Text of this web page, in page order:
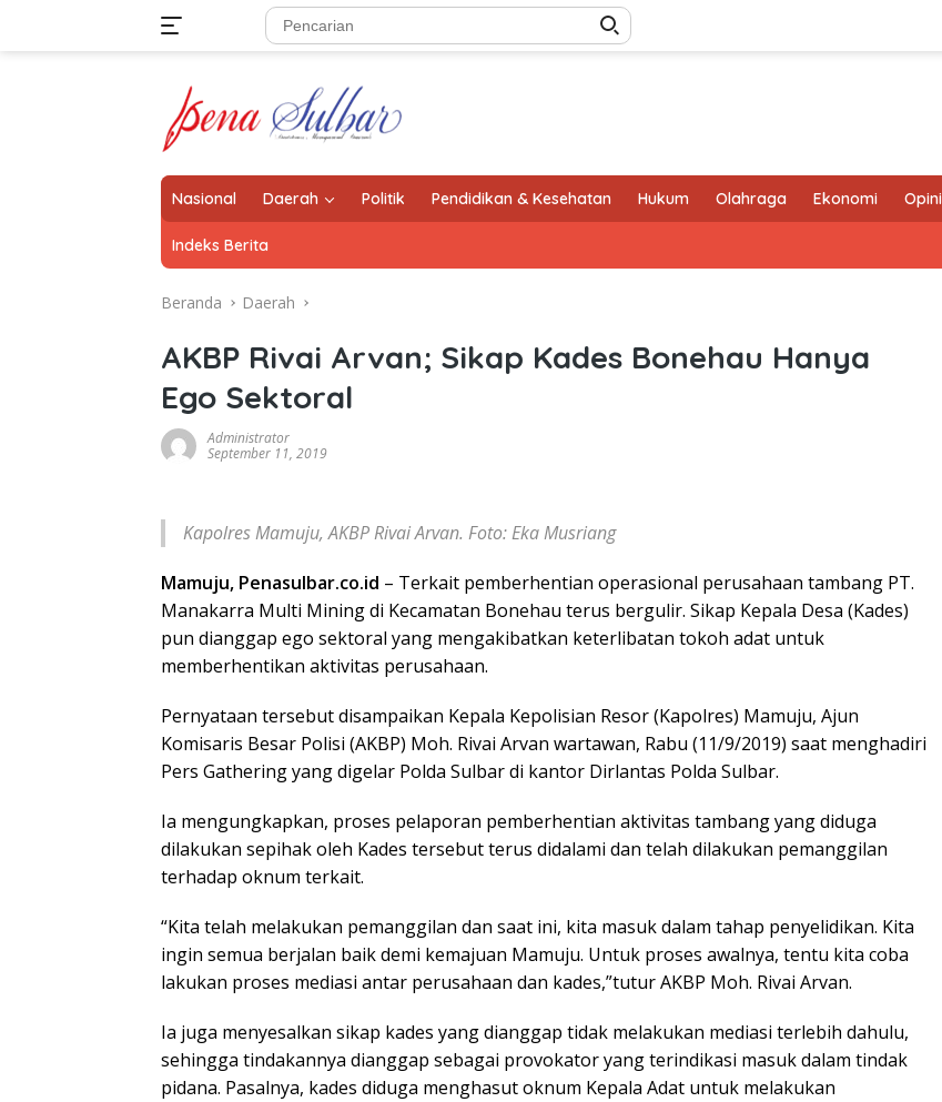
Nasional Daerah Politik Pendidikan & Kesehatan Hukum Olahraga Ekonomi Opini
Indeks Berita
Beranda Daerah
AKBP Rivai Arvan; Sikap Kades Bonehau Hanya
Ego Sektoral
Administrator
September 11, 2019
Kapolres Mamuju, AKBP Rivai Arvan. Foto: Eka Musriang
Mamuju, Penasulbar.co.id – Terkait pemberhentian operasional perusahaan tambang PT.
Manakarra Multi Mining di Kecamatan Bonehau terus bergulir. Sikap Kepala Desa (Kades)
pun dianggap ego sektoral yang mengakibatkan keterlibatan tokoh adat untuk
memberhentikan aktivitas perusahaan.
Pernyataan tersebut disampaikan Kepala Kepolisian Resor (Kapolres) Mamuju, Ajun
Komisaris Besar Polisi (AKBP) Moh. Rivai Arvan wartawan, Rabu (11/9/2019) saat menghadiri
Pers Gathering yang digelar Polda Sulbar di kantor Dirlantas Polda Sulbar.
Ia mengungkapkan, proses pelaporan pemberhentian aktivitas tambang yang diduga
dilakukan sepihak oleh Kades tersebut terus didalami dan telah dilakukan pemanggilan
terhadap oknum terkait.
“Kita telah melakukan pemanggilan dan saat ini, kita masuk dalam tahap penyelidikan. Kita
ingin semua berjalan baik demi kemajuan Mamuju. Untuk proses awalnya, tentu kita coba
lakukan proses mediasi antar perusahaan dan kades,”tutur AKBP Moh. Rivai Arvan.
Ia juga menyesalkan sikap kades yang dianggap tidak melakukan mediasi terlebih dahulu,
sehingga tindakannya dianggap sebagai provokator yang terindikasi masuk dalam tindak
pidana. Pasalnya, kades diduga menghasut oknum Kepala Adat untuk melakukan